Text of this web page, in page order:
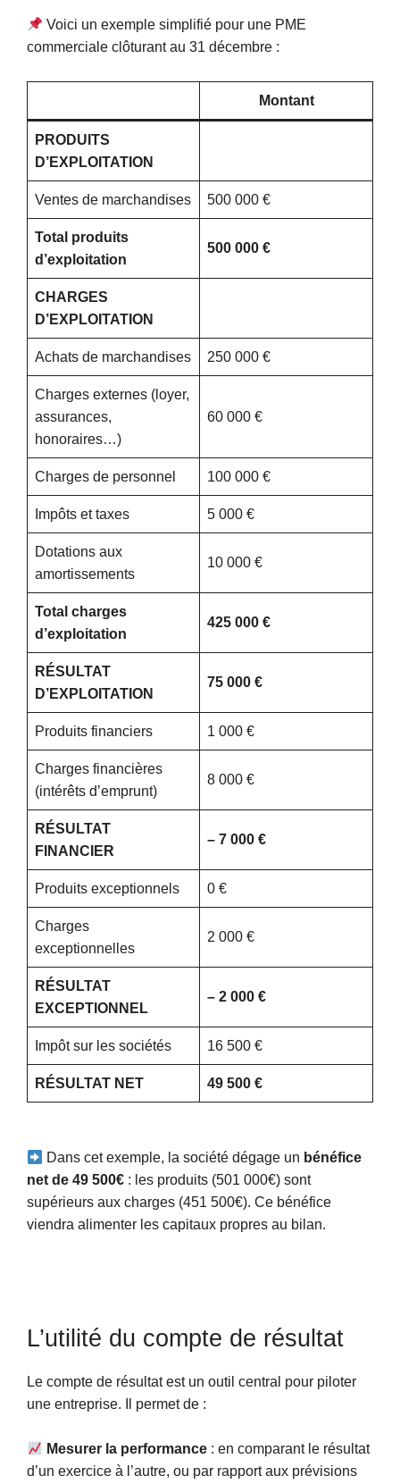
Voici un exemple simplifié pour une PME
commerciale clôturant au 31 décembre :
Montant
PRODUITS
D’EXPLOITATION
Ventes de marchandises 500 000 €
Total produits
d’exploitation
500 000 €
CHARGES
D’EXPLOITATION
Achats de marchandises 250 000 €
Charges externes (loyer,
assurances,
honoraires…)
60 000 €
Charges de personnel 100 000 €
Impôts et taxes 5 000 €
Dotations aux
amortissements
10 000 €
Total charges
d’exploitation
425 000 €
RÉSULTAT
D’EXPLOITATION
75 000 €
Produits financiers 1 000 €
Charges financières
(intérêts d’emprunt)
8 000 €
RÉSULTAT
FINANCIER
– 7 000 €
Produits exceptionnels 0 €
Charges
exceptionnelles
2 000 €
RÉSULTAT
EXCEPTIONNEL
– 2 000 €
Impôt sur les sociétés 16 500 €
RÉSULTAT NET 49 500 €
Dans cet exemple, la société dégage un bénéfice
net de 49 500€ : les produits (501 000€) sont
supérieurs aux charges (451 500€). Ce bénéfice
viendra alimenter les capitaux propres au bilan.
L’utilité du compte de résultat
Le compte de résultat est un outil central pour piloter
une entreprise. Il permet de :
Mesurer la performance : en comparant le résultat
d’un exercice à l’autre, ou par rapport aux prévisions